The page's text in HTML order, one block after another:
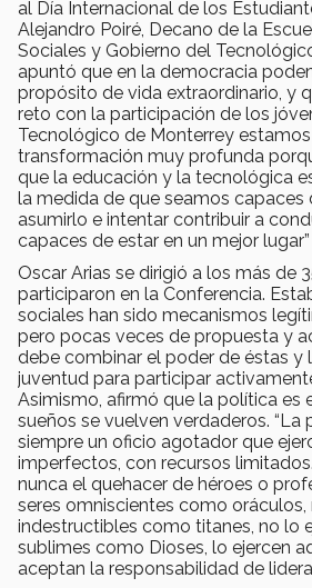
al Día Internacional de los
Alejandro Poiré, Decano de la
Sociales y Gobierno del
apuntó que en la democracia
propósito de vida extraordinario, y
reto con la participación de los
Tecnológico de Monterrey estamos
transformación muy profunda
que la educación y la tecnológica
la medida de que seamos capaces
asumirlo e intentar contribuir a
capaces de estar en un mejor lugar”
Oscar Arias se dirigió a los más de
participaron en la Conferencia.
sociales han sido mecanismos
pero pocas veces de propuesta y
debe combinar el poder de éstas y
juventud para participar
Asimismo, afirmó que la política es
sueños se vuelven verdaderos. “La
siempre un oficio agotador que
imperfectos, con recursos
nunca el quehacer de héroes o
seres omniscientes como oráculos,
indestructibles como titanes, no lo
sublimes como Dioses, lo ejercen
aceptan la responsabilidad de